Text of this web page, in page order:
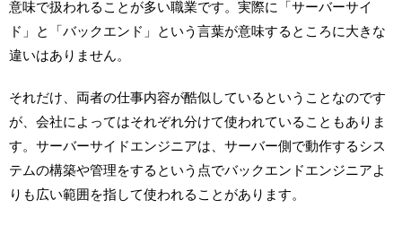
意味で扱われることが多い職業です。実際に「サーバーサイ
ド」と「バックエンド」という言葉が意味するところに大きな
違いはありません。
それだけ、両者の仕事内容が酷似しているということなのです
が、会社によってはそれぞれ分けて使われていることもありま
す。サーバーサイドエンジニアは、サーバー側で動作するシス
テムの構築や管理をするという点でバックエンドエンジニアよ
りも広い範囲を指して使われることがあります。